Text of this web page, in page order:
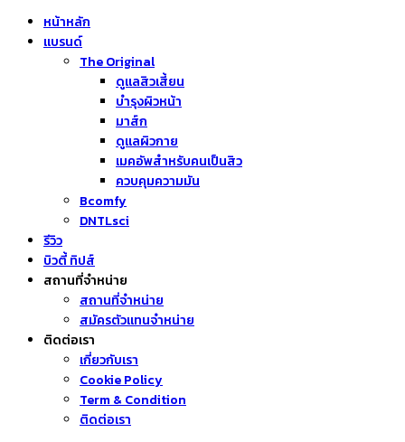
หน้าหลัก
แบรนด์
The Original
ดูแลสิวเสี้ยน
บำรุงผิวหน้า
มาส์ก
ดูแลผิวกาย
เมคอัพสำหรับคนเป็นสิว
ควบคุมความมัน
Bcomfy
DNTLsci
รีวิว
บิวตี้ ทิปส์
สถานที่จำหน่าย
สถานที่จำหน่าย
สมัครตัวแทนจำหน่าย
ติดต่อเรา
เกี่ยวกับเรา
Cookie Policy
Term & Condition
ติดต่อเรา